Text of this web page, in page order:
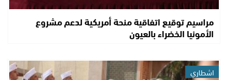
مراسيم توقيع اتفاقية منحة أمريكية لدعم مشروع
الأمونيا الخضراء بالعيون
اشطاري